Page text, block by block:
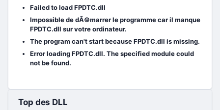
Failed to load FPDTC.dll
Impossible de dÃ©marrer le programme car il manque
FPDTC.dll sur votre ordinateur.
The program can't start because FPDTC.dll is missing.
Error loading FPDTC.dll. The specified module could
not be found.
Top des DLL